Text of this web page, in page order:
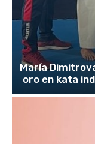
María
oro en kata